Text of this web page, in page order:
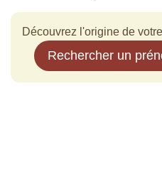
Découvrez l'origine de
Rechercher un